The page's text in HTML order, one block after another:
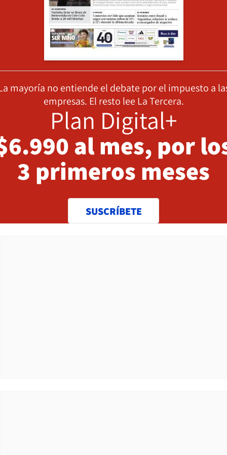
mayoría no entiende el debate por el impuesto a
empresas. El resto lee La Tercera.
Plan Digital+
al mes, por
3 primeros meses
SUSCRÍBETE